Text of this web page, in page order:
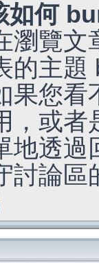
如何
瀏覽文
的主題
果您看
，或者
地透過
討論區